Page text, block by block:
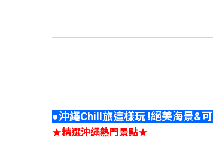
●沖繩Chill旅這樣玩 !絕美海景&
★精選沖繩熱門景點★